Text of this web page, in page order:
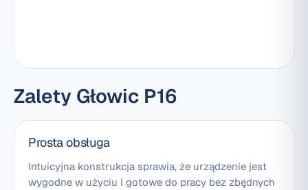
Zalety Głowic P16
Prosta obsługa
Intuicyjna konstrukcja sprawia, że urządzenie jest
wygodne w użyciu i gotowe do pracy bez zbędnych